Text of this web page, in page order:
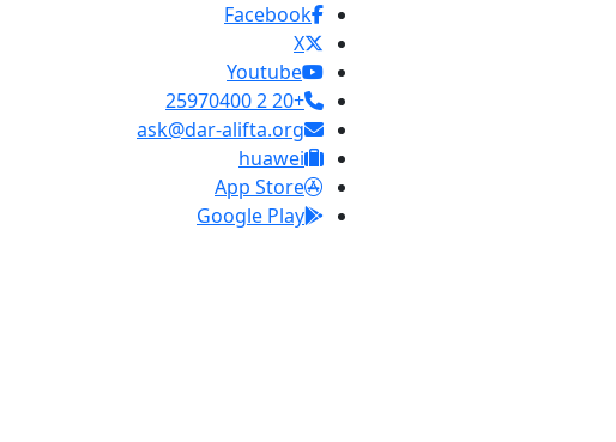
Facebook
X
Youtube
+20 2 25970400
ask@dar-alifta.org
huawei
App Store
Google Play